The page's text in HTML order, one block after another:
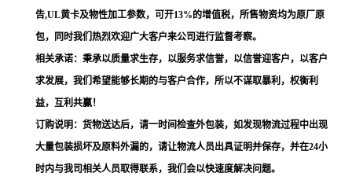
告,UL黄卡及物性加工参数，可开13%的增值税，所售物资均为原厂原
包，同时我们热烈欢迎广大客户来公司进行监督考察。
相关承诺：秉承以质量求生存，以服务求信誉，以信誉迎客户，以客户
求发展，我们希望能够长期的与客户合作，所以不谋取暴利，权衡利
益，互利共赢！
订购说明：货物送达后，请一时间检查外包装，如发现物流过程中出现
大量包装损坏及原料外漏的，请让物流人员出具证明并保存，并在24小
时内与我司相关人员取得联系，我们会以快速度解决问题。